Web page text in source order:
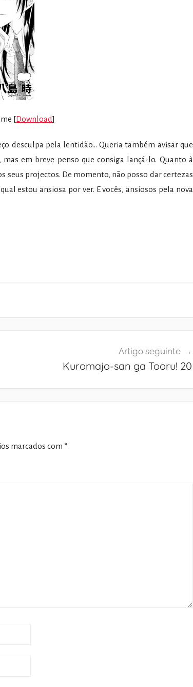
[Download]
desculpa pela lentidão… Queria também avisar que
em breve penso que consiga lançá-lo. Quanto à
seus projectos. De momento, não posso dar certezas
estou ansiosa por ver. E vocês, ansiosos pela nova
Artigo seguinte
Kuromajo-san ga Tooru! 20
marcados com *